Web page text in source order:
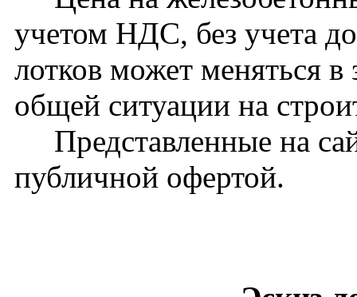
учетом НДС, без учета
лотков может меняться
общей ситуации на
Представленные на
публичной офертой.